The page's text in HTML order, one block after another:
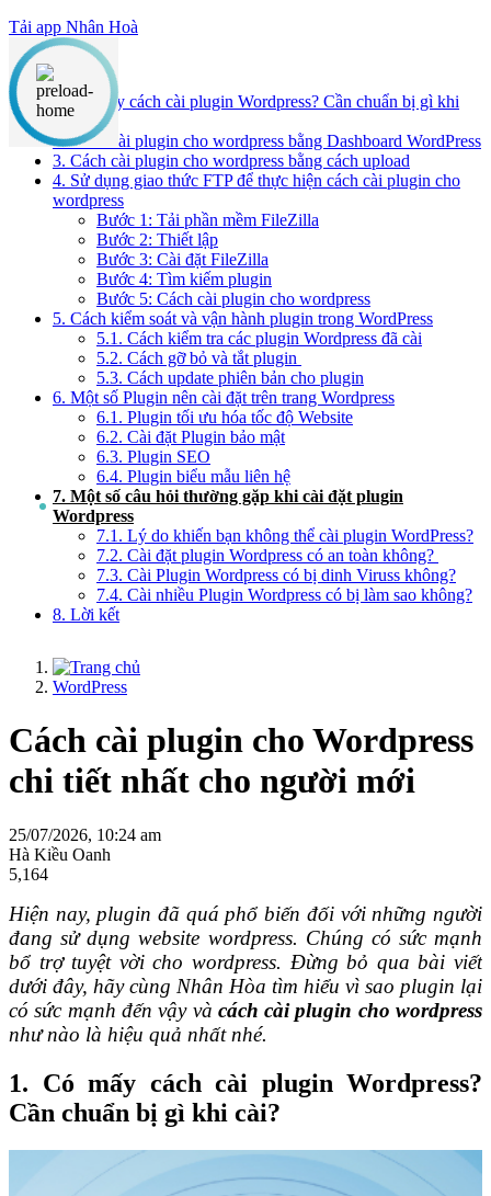
Tải app Nhân Hoà
Nội dung chính
1. Có mấy cách cài plugin Wordpress? Cần chuẩn bị gì khi
cài?
2. Cách cài plugin cho wordpress bằng Dashboard WordPress
3. Cách cài plugin cho wordpress bằng cách upload
4. Sử dụng giao thức FTP để thực hiện cách cài plugin cho
wordpress
Bước 1: Tải phần mềm FileZilla
Bước 2: Thiết lập
Bước 3: Cài đặt FileZilla
Bước 4: Tìm kiếm plugin
Bước 5: Cách cài plugin cho wordpress
5. Cách kiểm soát và vận hành plugin trong WordPress
5.1. Cách kiểm tra các plugin Wordpress đã cài
5.2. Cách gỡ bỏ và tắt plugin
5.3. Cách update phiên bản cho plugin
6. Một số Plugin nên cài đặt trên trang Wordpress
6.1. Plugin tối ưu hóa tốc độ Website
6.2. Cài đặt Plugin bảo mật
6.3. Plugin SEO
6.4. Plugin biểu mẫu liên hệ
7. Một số câu hỏi thường gặp khi cài đặt plugin
Wordpress
7.1. Lý do khiến bạn không thể cài plugin WordPress?
7.2. Cài đặt plugin Wordpress có an toàn không?
7.3. Cài Plugin Wordpress có bị dinh Viruss không?
7.4. Cài nhiều Plugin Wordpress có bị làm sao không?
8. Lời kết
WordPress
Cách cài plugin cho Wordpress
chi tiết nhất cho người mới
25/07/2026, 10:24 am
Hà Kiều Oanh
5,164
Hiện nay, plugin đã quá phổ biến đối với những người
đang sử dụng website wordpress. Chúng có sức mạnh
bổ trợ tuyệt vời cho wordpress. Đừng bỏ qua bài viết
dưới đây, hãy cùng Nhân Hòa tìm hiểu vì sao plugin lại
có sức mạnh đến vậy và cách cài plugin cho wordpress
như nào là hiệu quả nhất nhé.
1. Có mấy cách cài plugin Wordpress?
Cần chuẩn bị gì khi cài?